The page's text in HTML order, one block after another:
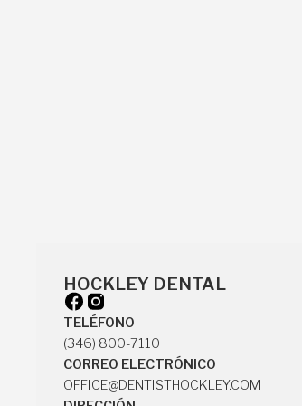
HOCKLEY DENTAL
TELÉFONO
(346) 800-7110
(346) 800-7110
CORREO ELECTRÓNICO
OFFICE@DENTISTHOCKLEY.COM